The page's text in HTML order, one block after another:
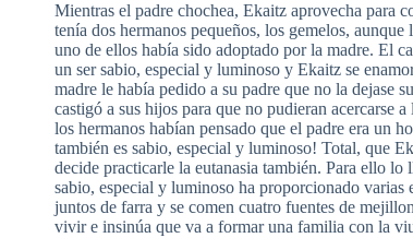
Mientras el padre chochea, Ekaitz aprovecha para
tenía dos hermanos pequeños, los gemelos,
uno de ellos había sido adoptado por la madre. El
un ser sabio, especial y luminoso y Ekaitz se
madre le había pedido a su padre que no la dejase
castigó a sus hijos para que no pudieran acercarse
los hermanos habían pensado que el padre era un
también es sabio, especial y luminoso! Total, que
decide practicarle la eutanasia también. Para ello
sabio, especial y luminoso ha proporcionado varias
juntos de farra y se comen cuatro fuentes de
vivir e insinúa que va a formar una familia con la